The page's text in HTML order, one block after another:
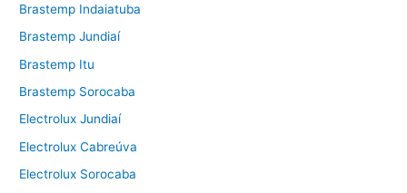
Brastemp Indaiatuba
Brastemp Jundiaí
Brastemp Itu
Brastemp Sorocaba
Electrolux Jundiaí
Electrolux Cabreúva
Electrolux Sorocaba